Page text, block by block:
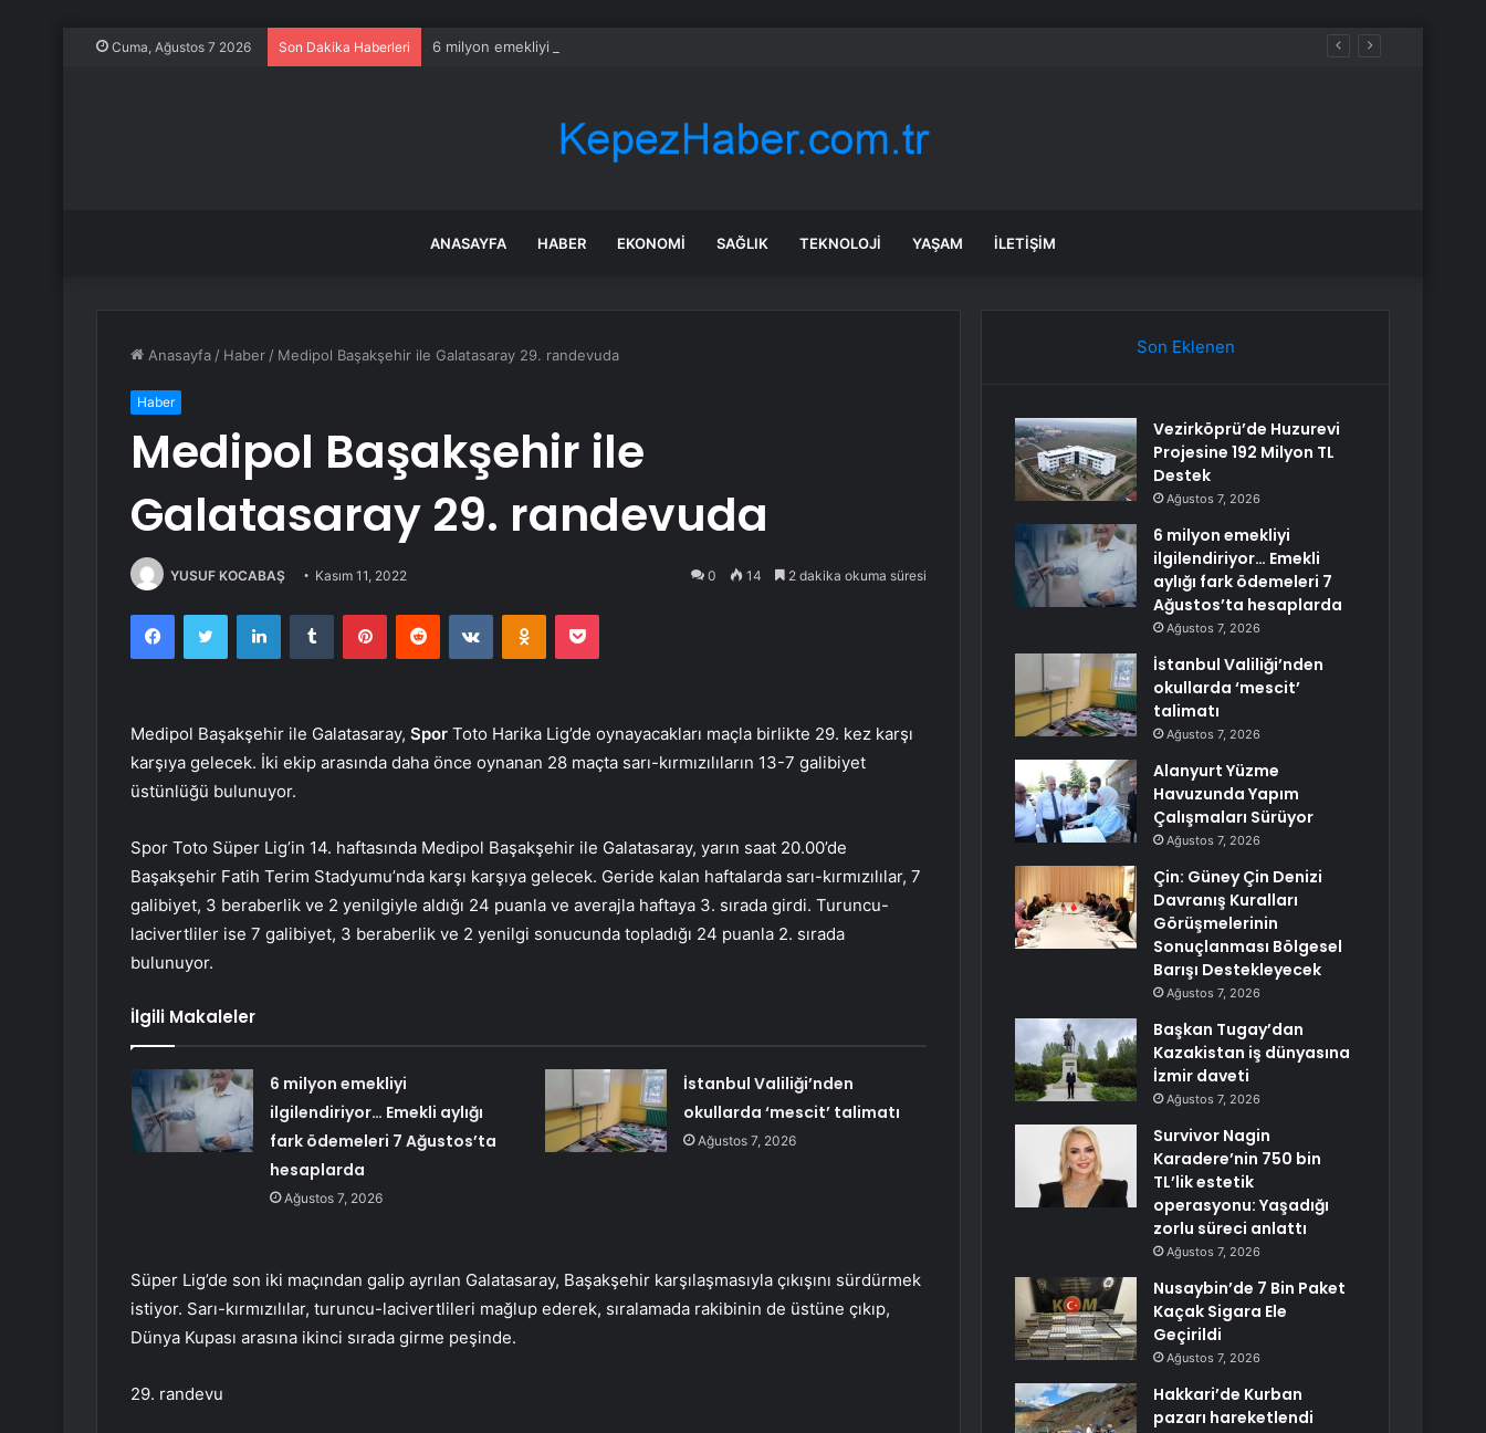
Cuma, Ağustos 7 2026 Son Dakika Haberleri 6 milyon emekliyi ilgilendiriyor… Emekli aylığı fark ödemeleri 7 Ağustos’ta hesaplarda
ANASAYFA HABER EKONOMI SAĞLIK TEKNOLOJI YAŞAM İLETIŞIM
Anasayfa / Haber / Medipol Başakşehir ile Galatasaray 29. randevuda
Haber
Medipol Başakşehir ile
Galatasaray 29. randevuda
YUSUF KOCABAŞ Kasım 11, 2022 0 14 2 dakika okuma süresi
FacebookTwitter LinkedInTumblr PinterestReddit VKontakteOdnoklassniki
Pocket
Medipol Başakşehir ile Galatasaray, Spor Toto Harika Lig’de oynayacakları maçla birlikte 29. kez karşı
karşıya gelecek. İki ekip arasında daha önce oynanan 28 maçta sarı-kırmızılıların 13-7 galibiyet
üstünlüğü bulunuyor.
Spor Toto Süper Lig’in 14. haftasında Medipol Başakşehir ile Galatasaray, yarın saat 20.00’de
Başakşehir Fatih Terim Stadyumu’nda karşı karşıya gelecek. Geride kalan haftalarda sarı-kırmızılılar, 7
galibiyet, 3 beraberlik ve 2 yenilgiyle aldığı 24 puanla ve averajla haftaya 3. sırada girdi. Turuncu-
lacivertliler ise 7 galibiyet, 3 beraberlik ve 2 yenilgi sonucunda topladığı 24 puanla 2. sırada
bulunuyor.
İlgili Makaleler
6 milyon emekliyi
ilgilendiriyor… Emekli aylığı
fark ödemeleri 7 Ağustos’ta
hesaplarda
Ağustos 7, 2026
İstanbul Valiliği’nden
okullarda ‘mescit’ talimatı
Ağustos 7, 2026
Süper Lig’de son iki maçından galip ayrılan Galatasaray, Başakşehir karşılaşmasıyla çıkışını sürdürmek
istiyor. Sarı-kırmızılılar, turuncu-lacivertlileri mağlup ederek, sıralamada rakibinin de üstüne çıkıp,
Dünya Kupası arasına ikinci sırada girme peşinde.
29. randevu
Son Eklenen
Vezirköprü’de Huzurevi
Projesine 192 Milyon TL
Destek
Ağustos 7, 2026
6 milyon emekliyi
ilgilendiriyor… Emekli
aylığı fark ödemeleri 7
Ağustos’ta hesaplarda
Ağustos 7, 2026
İstanbul Valiliği’nden
okullarda ‘mescit’
talimatı
Ağustos 7, 2026
Alanyurt Yüzme
Havuzunda Yapım
Çalışmaları Sürüyor
Ağustos 7, 2026
Çin: Güney Çin Denizi
Davranış Kuralları
Görüşmelerinin
Sonuçlanması Bölgesel
Barışı Destekleyecek
Ağustos 7, 2026
Başkan Tugay’dan
Kazakistan iş dünyasına
İzmir daveti
Ağustos 7, 2026
Survivor Nagin
Karadere’nin 750 bin
TL’lik estetik
operasyonu: Yaşadığı
zorlu süreci anlattı
Ağustos 7, 2026
Nusaybin’de 7 Bin Paket
Kaçak Sigara Ele
Geçirildi
Ağustos 7, 2026
Hakkari’de Kurban
pazarı hareketlendi